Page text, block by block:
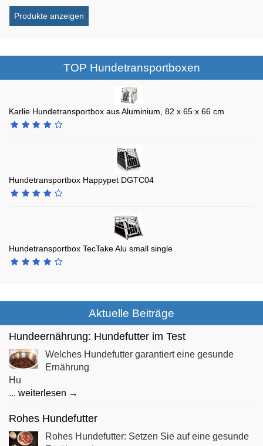
TOP Hundetransportboxen
Karlie Hundetransportbox aus Aluminium, 82 x 65 x 66 cm
Hundetransportbox Happypet DGTC04
Hundetransportbox TecTake Alu small single
Aktuelle Beiträge
Hundeernährung: Hundefutter im Test
Welches Hundefutter garantiert eine gesunde
Ernährung
Hu
... weiterlesen →
Rohes Hundefutter
Rohes Hundefutter: Setzen Sie auf eine gesunde